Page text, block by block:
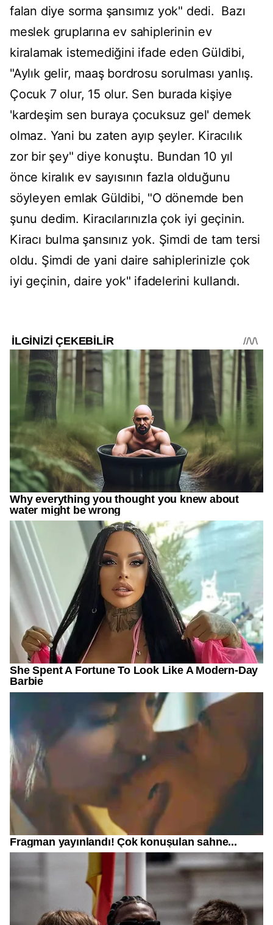
falan diye sorma şansımız yok" dedi. Bazı
meslek gruplarına ev sahiplerinin ev
kiralamak istemediğini ifade eden Güldibi,
"Aylık gelir, maaş bordrosu sorulması yanlış.
Çocuk 7 olur, 15 olur. Sen burada kişiye
'kardeşim sen buraya çocuksuz gel' demek
olmaz. Yani bu zaten ayıp şeyler. Kiracılık
zor bir şey" diye konuştu. Bundan 10 yıl
önce kiralık ev sayısının fazla olduğunu
söyleyen emlak Güldibi, "O dönemde ben
şunu dedim. Kiracılarınızla çok iyi geçinin.
Kiracı bulma şansınız yok. Şimdi de tam tersi
oldu. Şimdi de yani daire sahiplerinizle çok
iyi geçinin, daire yok" ifadelerini kullandı.